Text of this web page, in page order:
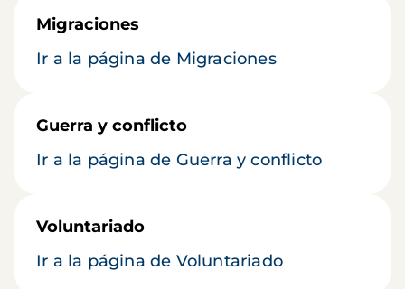
Migraciones
Ir a la página de Migraciones
Guerra y conflicto
Ir a la página de Guerra y conflicto
Voluntariado
Ir a la página de Voluntariado